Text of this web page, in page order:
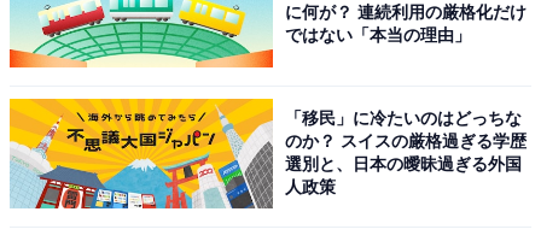
に何が？ 連続利用の厳格化だけ
ではない「本当の理由」
「移民」に冷たいのはどっちな
のか？ スイスの厳格過ぎる学歴
選別と、日本の曖昧過ぎる外国
人政策